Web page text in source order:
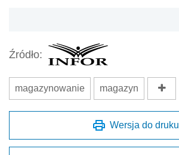
Źródło:
magazynowanie magazyn
Wersja do druku